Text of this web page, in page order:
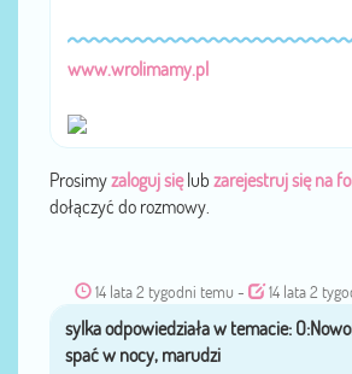
www.wrolimamy.pl
Prosimyzaloguj sięlub zarejestruj się na
dołączyć do rozmowy.
14 lata 2 tygodni temu - 14 lata 2
przezsylka